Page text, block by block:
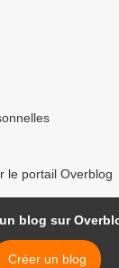
le portail Overblog
blog sur
Créer un blog